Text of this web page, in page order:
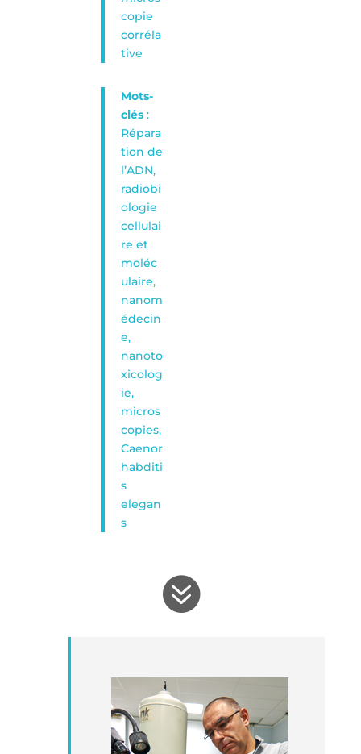
copie
corréla
tive
Mots-
clés:
Répara
tion de
l’ADN,
radiobi
ologie
cellulai
re et
moléc
ulaire,
nanom
édecin
e,
nanoto
xicolog
ie,
micros
copies,
Caenor
habditi
s
elegan
s
